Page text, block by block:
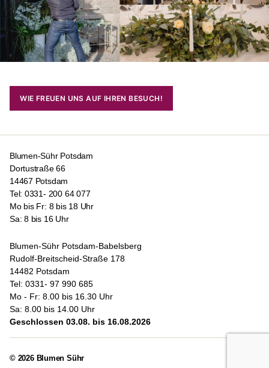
WIE FREUEN UNS AUF IHREN BESUCH!
Blumen-Sühr Potsdam
Dortustraße 66
14467 Potsdam
Tel: 0331- 200 64 077
Mo bis Fr: 8 bis 18 Uhr
Sa: 8 bis 16 Uhr
Blumen-Sühr Potsdam-Babelsberg
Rudolf-Breitscheid-Straße 178
14482 Potsdam
Tel: 0331- 97 990 685
Mo - Fr: 8.00 bis 16.30 Uhr
Sa: 8.00 bis 14.00 Uhr
Geschlossen 03.08. bis 16.08.2026
© 2026 Blumen Sühr